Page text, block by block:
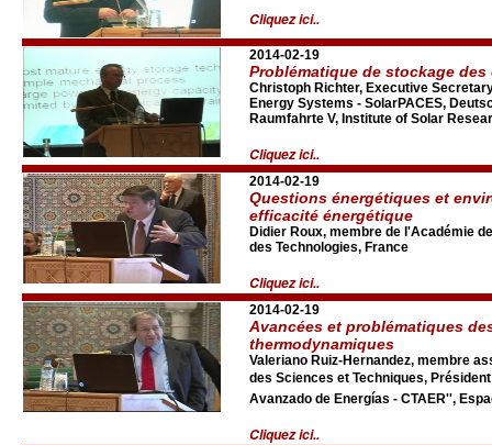
Cliquez ici..
2014-02-19
Problématique de stockage
Christoph Richter, Executive
Energy Systems - SolarPACES,
Raumfahrte V, Institute of Solar
Cliquez ici..
2014-02-19
Questions énergétiques et
efficacité énergétique
Didier Roux, membre de l'Académie
des Technologies, France
Cliquez ici..
2014-02-19
Avancées et problématiques
thermodynamiques
Valeriano Ruiz-Hernandez, membre
des Sciences et Techniques, Président
Avanzado de Energías - CTAER'',
Cliquez ici..